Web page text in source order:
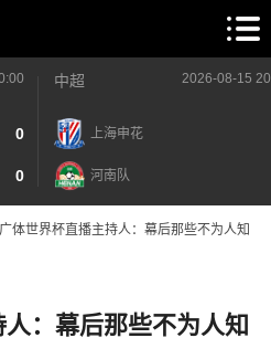
0
0
中超 2026-08-15
上海申花
河南队
广体世界杯直播主持人：幕后那些不为人知
：幕后那些不为人知